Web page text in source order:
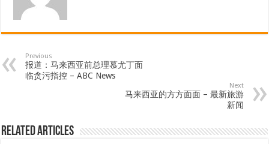
Previous
报道：马来西亚前总理慕尤丁面
临贪污指控 – ABC News
Next
马来西亚的方方面面 – 最新旅游
新闻
Related Articles